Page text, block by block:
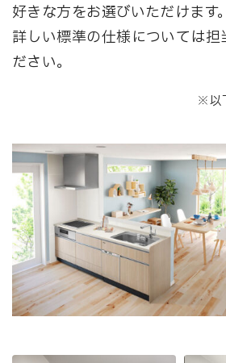
好きな方をお選びいただけます。
詳しい標準の仕様については担
ださい。
※以